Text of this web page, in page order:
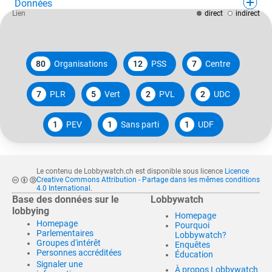
Données
80 Organisations 12 PSS 7 Centre
7 PLR 5 Vert 2 PVL 2 UDC
1 PEV 1 Sans parti 1 UDF
Lien direct indirect
Le contenu de Lobbywatch.ch est disponible sous licence Licence
Creative Commons Attribution - Partage dans les mêmes conditions
4.0 International .
Base des données sur le
lobbying
Homepage
Parlementaires
Groupes d'intérêt
Personnes accréditées
Signaler une
Lobbywatch
Homepage
Pourquoi
Lobbywatch?
Enquêtes
Éducation
À propos Lobbywatch